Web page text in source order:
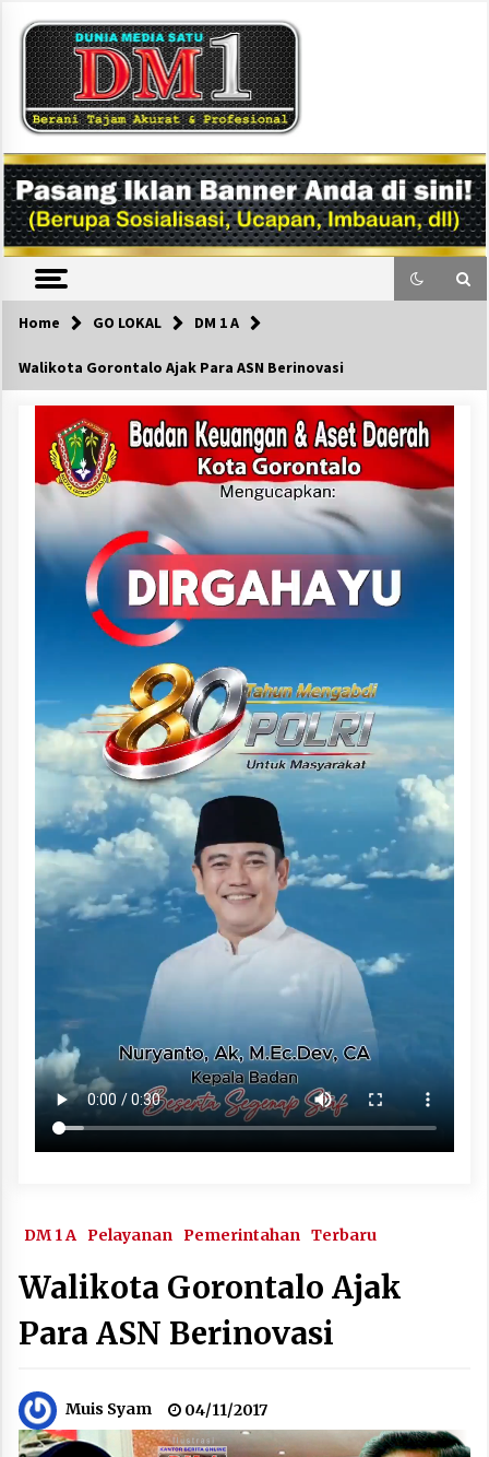
content
DM1
Home GO LOKAL DM 1 A
Walikota Gorontalo Ajak Para ASN Berinovasi
DM 1 A Pelayanan Pemerintahan Terbaru
Walikota Gorontalo Ajak
Para ASN Berinovasi
Muis Syam 04/11/2017